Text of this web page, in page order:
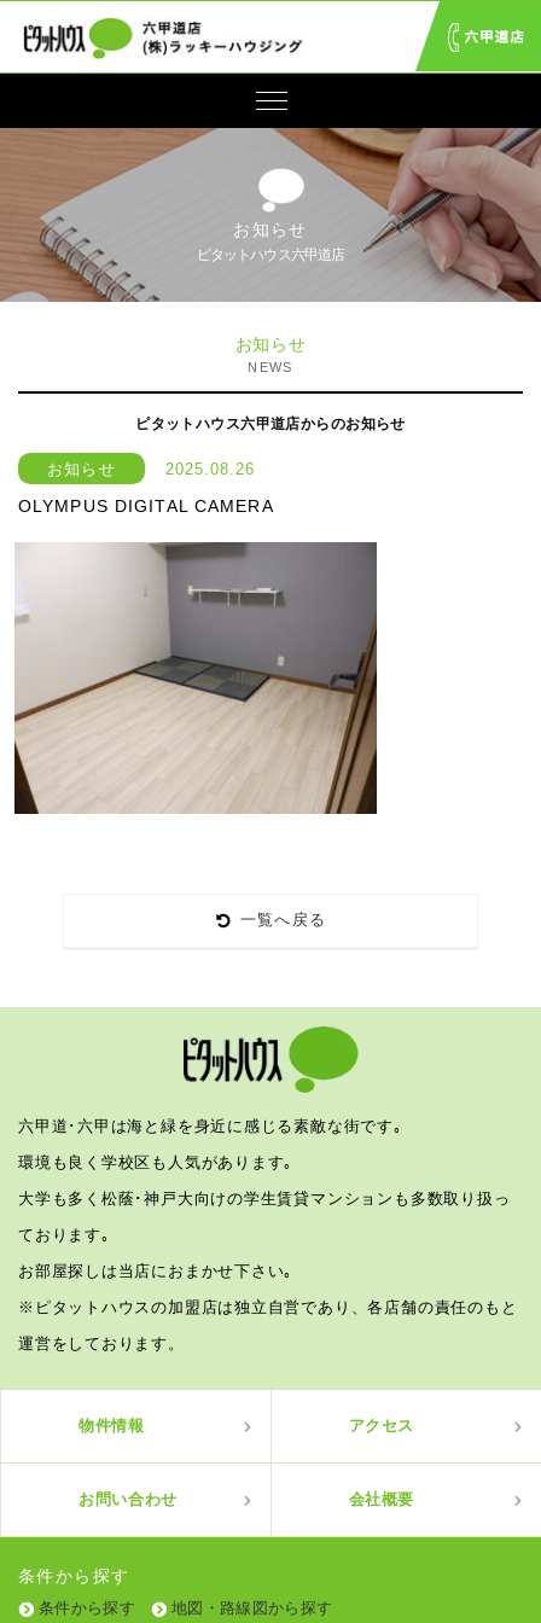
お知らせ
ピタットハウス六甲道店
お知らせ
NEWS
ピタットハウス六甲道店からのお知らせ
お知らせ 2025.08.26
OLYMPUS DIGITAL CAMERA
一覧へ戻る
六甲道･六甲は海と緑を身近に感じる素敵な街です｡
環境も良く学校区も人気があります｡
大学も多く松蔭･神戸大向けの学生賃貸マンションも多数取り扱っ
ております｡
お部屋探しは当店におまかせ下さい｡
※ピタットハウスの加盟店は独立自営であり、各店舗の責任のもと
運営をしております。
物件情報 アクセス
お問い合わせ 会社概要
条件から探す
条件から探す 地図・路線図から探す